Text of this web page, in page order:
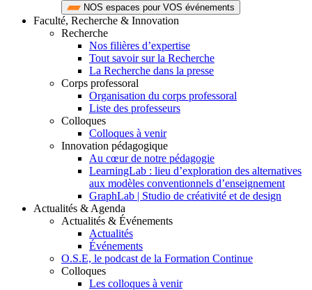
NOS espaces pour VOS événements
Faculté, Recherche & Innovation
Recherche
Nos filières d’expertise
Tout savoir sur la Recherche
La Recherche dans la presse
Corps professoral
Organisation du corps professoral
Liste des professeurs
Colloques
Colloques à venir
Innovation pédagogique
Au cœur de notre pédagogie
LearningLab : lieu d’exploration des alternatives
aux modèles conventionnels d’enseignement
GraphLab | Studio de créativité et de design
Actualités & Agenda
Actualités & Événements
Actualités
Événements
O.S.E, le podcast de la Formation Continue
Colloques
Les colloques à venir